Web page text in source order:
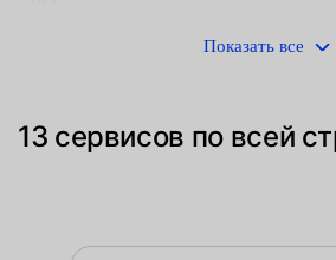
Признаки выхода из строя:
износ подшипника;
Показать все
13 сервисов по всей